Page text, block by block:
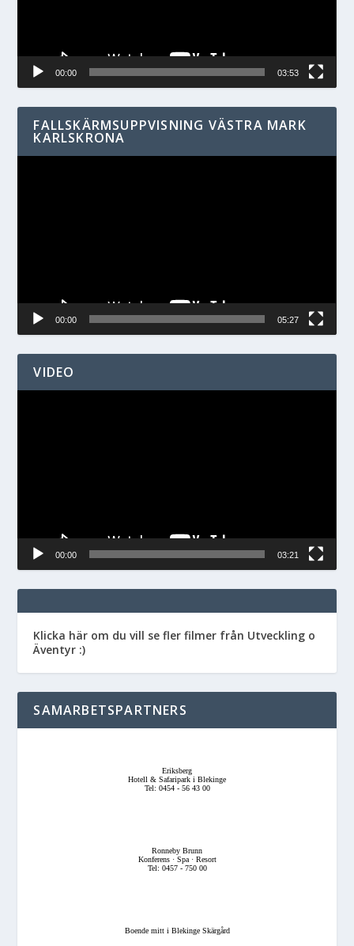
00:00 03:53
FALLSKÄRMSUPPVISNING VÄSTRA MARK
KARLSKRONA
00:00 05:27
VIDEO
00:00 03:21
Klicka här om du vill se fler filmer från Utveckling o
Äventyr :)
SAMARBETSPARTNERS
Eriksberg
Hotell & Safaripark i Blekinge
Tel: 0454 - 56 43 00
Ronneby Brunn
Konferens · Spa · Resort
Tel: 0457 - 750 00
Boende mitt i Blekinge Skärgård